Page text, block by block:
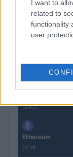
I want to
related to
functionality
user
COTIZACIONES
Nombre
(BTC)
Ethereum
(ETH)